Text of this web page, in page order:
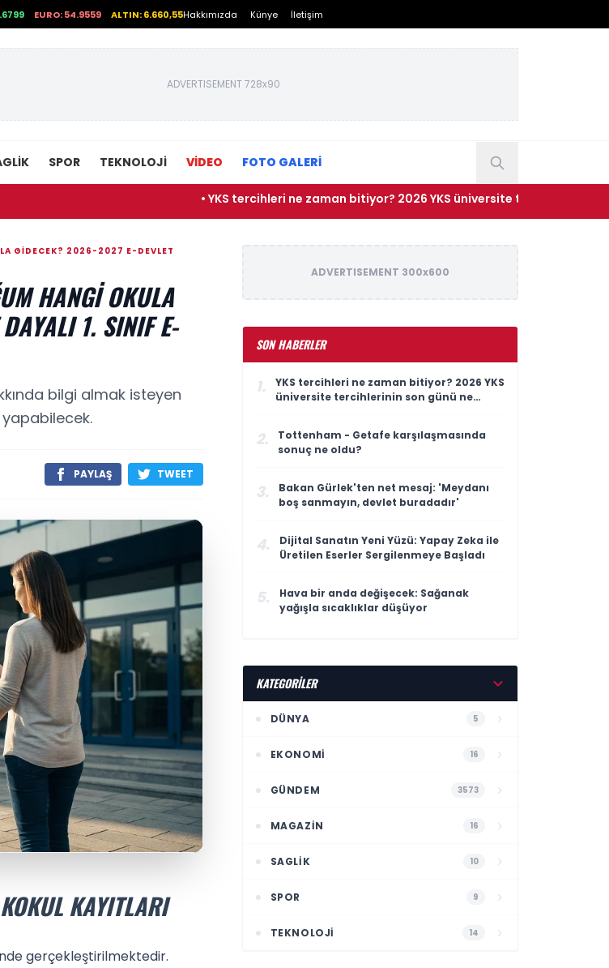
EURO: 54.9559 ALTIN: 6.660,55Hakkımızda Künye İletişim
ADVERTISEMENT 728x90
SPOR TEKNOLOJI VİDEO FOTO GALERİ
• YKS tercihleri ne zaman bitiyor? 2026 YKS üniversite tercihlerinin son günü ne
GIDECEK? 2026-2027 E-DEVLET
HANGI OKULA
1. SINIF E-
bilgi almak isteyen
PAYLAŞ TWEET
KAYITLARI
gerçekleştirilmektedir.
ADVERTISEMENT 300x600
SON HABERLER
1.
YKS tercihleri ne zaman bitiyor? 2026 YKS
üniversite tercihlerinin son günü ne
2.
Tottenham - Getafe karşılaşmasında
sonuç ne oldu?
3.
Bakan Gürlek'ten net mesaj: 'Meydanı
boş sanmayın, devlet buradadır'
4.
Dijital Sanatın Yeni Yüzü: Yapay Zeka ile
Üretilen Eserler Sergilenmeye Başladı
5.
Hava bir anda değişecek: Sağanak
yağışla sıcaklıklar düşüyor
KATEGORİLER
DÜNYA 5
EKONOMI 16
GÜNDEM 3573
MAGAZIN 16
SAGLIK 10
SPOR 9
TEKNOLOJI 14